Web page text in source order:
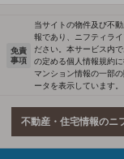
免責
事項
当サイトの物件及び不
報であり、ニフティラ
ださい。本サービス内
の定める個人情報規約に
マンション情報の一部
ータを表示しています。
不動産・住宅情報のニ